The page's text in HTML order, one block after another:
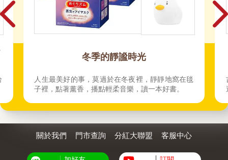
冬季的靜謐時光
人生最美好的事，莫過於在冬夜裡，靜靜地窩在毯
子裡，點著薰香，播點輕柔音樂，讀一本好書。
關於我們 門市查詢 分紅大聯盟 客服中心